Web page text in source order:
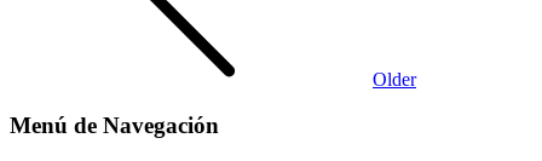
Older
Menú de Navegación